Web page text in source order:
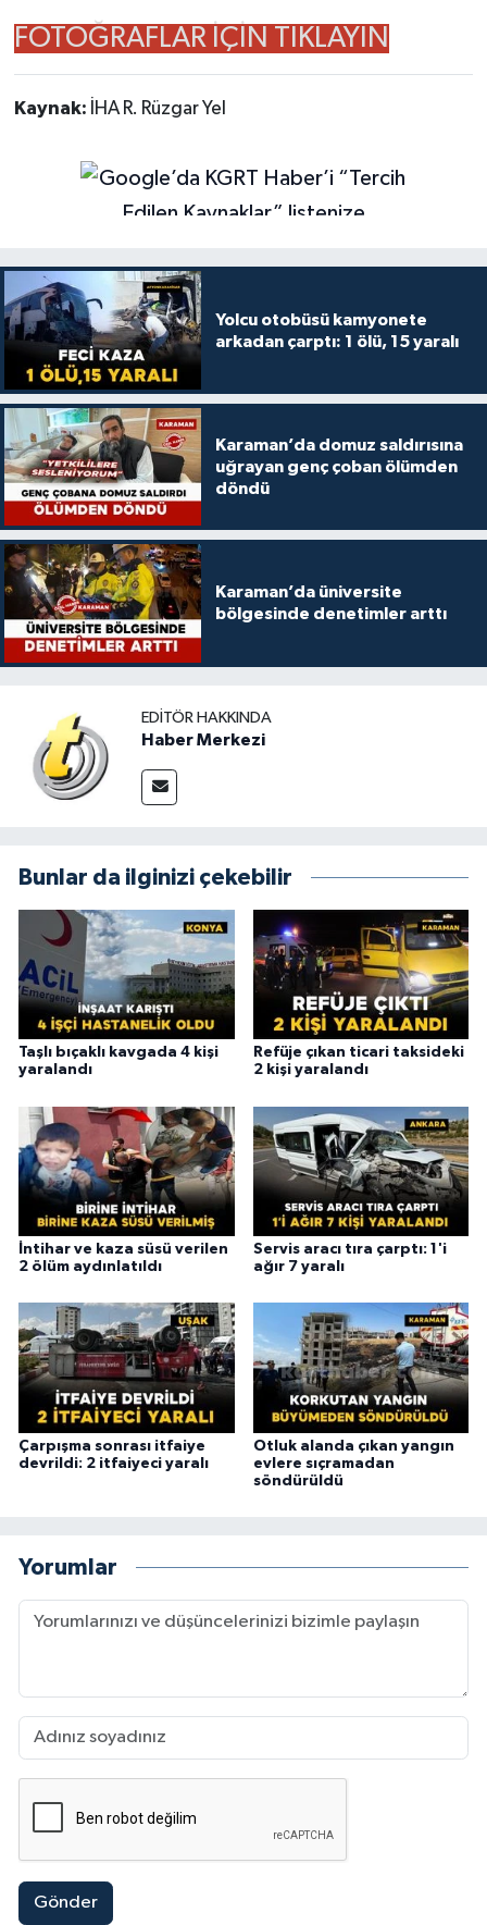
FOTOĞRAFLAR İÇİN TIKLAYIN
Kaynak: İHA R. Rüzgar Yel
Yolcu otobüsü kamyonete
arkadan çarptı: 1 ölü, 15 yaralı
Karaman’da domuz saldırısına
uğrayan genç çoban ölümden
döndü
Karaman’da üniversite
bölgesinde denetimler arttı
EDITÖR HAKKINDA
Haber Merkezi
Bunlar da ilginizi çekebilir
Taşlı bıçaklı kavgada 4 kişi
yaralandı
Refüje çıkan ticari taksideki
2 kişi yaralandı
İntihar ve kaza süsü verilen
2 ölüm aydınlatıldı
Servis aracı tıra çarptı: 1'i
ağır 7 yaralı
Çarpışma sonrası itfaiye
devrildi: 2 itfaiyeci yaralı
Otluk alanda çıkan yangın
evlere sıçramadan
söndürüldü
Yorumlar
Gönder